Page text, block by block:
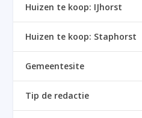
Huizen te koop: IJhorst
Huizen te koop: Staphorst
Gemeentesite
Tip de redactie